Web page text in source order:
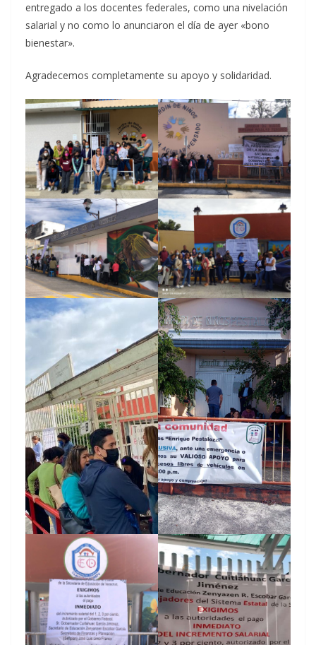
entregado a los docentes federales, como una nivelación
salarial y no como lo anunciaron el día de ayer «bono
bienestar».
Agradecemos completamente su apoyo y solidaridad.